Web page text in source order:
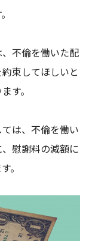
不倫を働いた配
束してほしいと
す。
は、不倫を働い
慰謝料の減額に
。